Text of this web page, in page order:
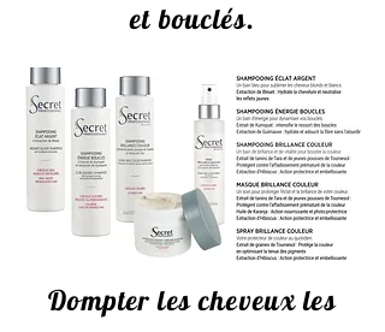
et bouclés.
Dompter les cheveux les